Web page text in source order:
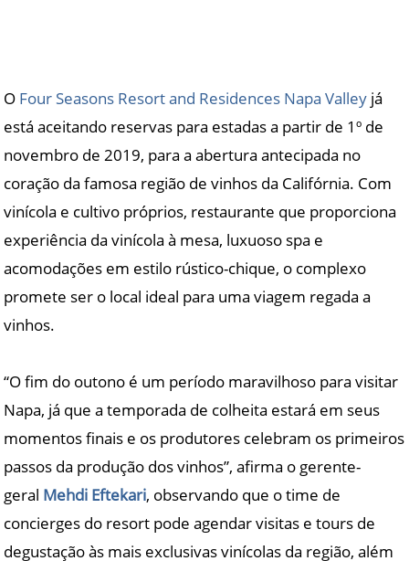
O Four Seasons Resort and Residences Napa Valley já
está aceitando reservas para estadas a partir de 1º de
novembro de 2019, para a abertura antecipada no
coração da famosa região de vinhos da Califórnia. Com
vinícola e cultivo próprios, restaurante que proporciona
experiência da vinícola à mesa, luxuoso spa e
acomodações em estilo rústico-chique, o complexo
promete ser o local ideal para uma viagem regada a
vinhos.
“O fim do outono é um período maravilhoso para visitar
Napa, já que a temporada de colheita estará em seus
momentos finais e os produtores celebram os primeiros
passos da produção dos vinhos”, afirma o gerente-
geral Mehdi Eftekari, observando que o time de
concierges do resort pode agendar visitas e tours de
degustação às mais exclusivas vinícolas da região, além